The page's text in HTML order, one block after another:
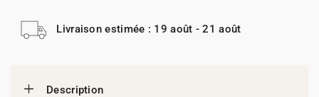
Livraison estimée : 19 août - 21 août
Description